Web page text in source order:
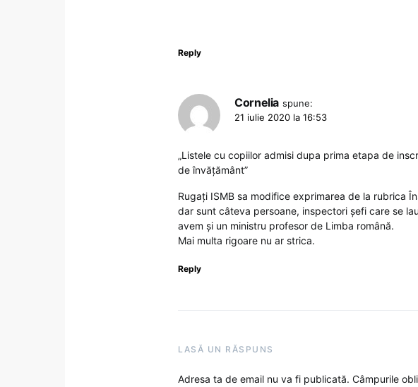
Reply
Cornelia spune:
21 iulie 2020 la 16:53
„Listele cu copiilor admisi dupa prima etapa de
de învățământ”
Rugați ISMB sa modifice exprimarea de la rubrica
dar sunt câteva persoane, inspectori șefi care se
avem și un ministru profesor de Limba română.
Mai multa rigoare nu ar strica.
Reply
LASĂ UN RĂSPUNS
Adresa ta de email nu va fi publicată. Câmpurile